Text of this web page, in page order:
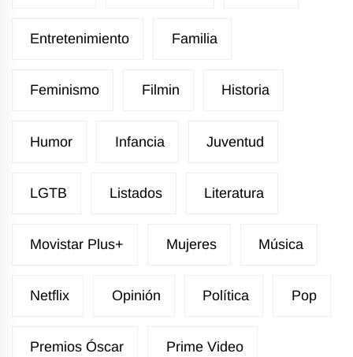
Entretenimiento Familia
Feminismo Filmin Historia
Humor Infancia Juventud
LGTB Listados Literatura
Movistar Plus+ Mujeres Música
Netflix Opinión Política Pop
Premios Óscar Prime Video